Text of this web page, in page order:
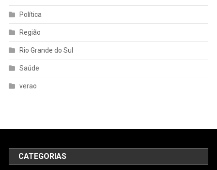
Política
Região
Rio Grande do Sul
Saúde
verao
CATEGORIAS